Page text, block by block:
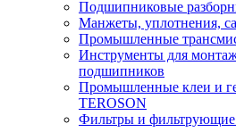
Подшипниковые
Манжеты, уплотнения,
Промышленные
Инструменты для
подшипников
Промышленные клеи и
TEROSON
Фильтры и